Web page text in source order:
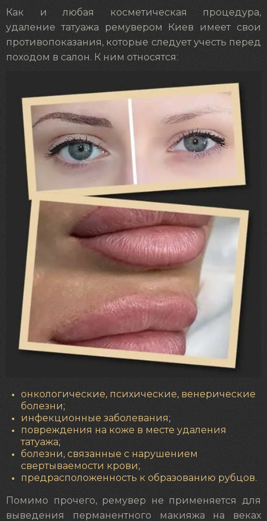
Как и любая косметическая процедура,
удаление татуажа ремувером Киев имеет свои
противопоказания, которые следует учесть перед
походом в салон. К ним относятся:
онкологические, психические, венерические
болезни;
инфекционные заболевания;
повреждения на коже в месте удаления
татуажа;
болезни, связанные с нарушением
свертываемости крови;
предрасположенность к образованию рубцов.
Помимо прочего, ремувер не применяется для
выведения перманентного макияжа на веках